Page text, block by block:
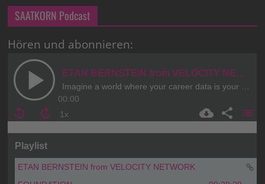
SAATKORN Podcast
Hören und abonnieren: